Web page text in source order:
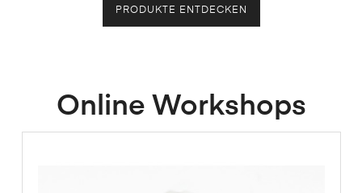
PRODUKTE ENTDECKEN
Online Workshops